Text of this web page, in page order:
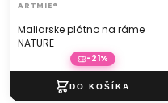
Maliarske plátno na ráme
NATURE
ARTMIE®
-21%